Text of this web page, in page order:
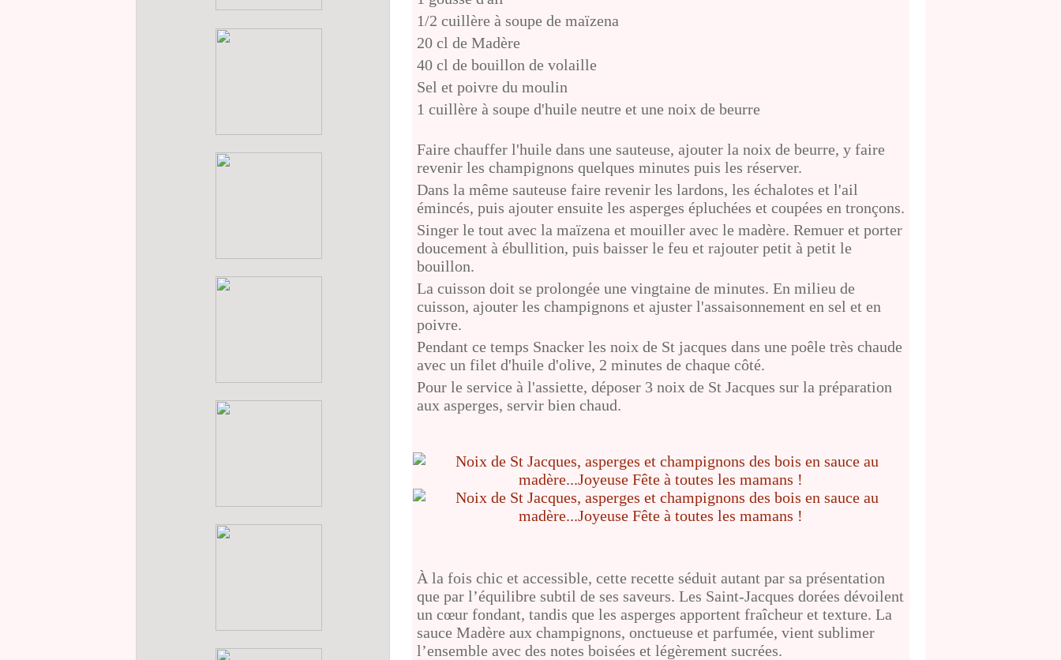
1/2 cuillère à soupe de maïzena
20 cl de Madère
40 cl de bouillon de volaille
Sel et poivre du moulin
1 cuillère à soupe d'huile neutre et une noix de beurre
Faire chauffer l'huile dans une sauteuse, ajouter la noix de beurre, y faire
revenir les champignons quelques minutes puis les réserver.
Dans la même sauteuse faire revenir les lardons, les échalotes et l'ail
émincés, puis ajouter ensuite les asperges épluchées et coupées en tronçons.
Singer le tout avec la maïzena et mouiller avec le madère. Remuer et porter
doucement à ébullition, puis baisser le feu et rajouter petit à petit le
bouillon.
La cuisson doit se prolongée une vingtaine de minutes. En milieu de
cuisson, ajouter les champignons et ajuster l'assaisonnement en sel et en
poivre.
Pendant ce temps Snacker les noix de St jacques dans une poêle très chaude
avec un filet d'huile d'olive, 2 minutes de chaque côté.
Pour le service à l'assiette, déposer 3 noix de St Jacques sur la préparation
aux asperges, servir bien chaud.
À la fois chic et accessible, cette recette séduit autant par sa présentation
que par l’équilibre subtil de ses saveurs. Les Saint-Jacques dorées dévoilent
un cœur fondant, tandis que les asperges apportent fraîcheur et texture. La
sauce Madère aux champignons, onctueuse et parfumée, vient sublimer
l’ensemble avec des notes boisées et légèrement sucrées.